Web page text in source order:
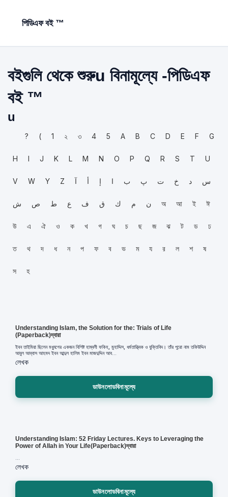
পিডিএফ বই ™
বইগুলি থেকে শুরুu বিনামূল্যে -পিডিএফ
বই ™
u
? ( 1 ২ ৩ 4 5 A B C D E F G
H I J K L M N O P Q R S T U
V W Y Z آ أ إ ا ب پ ت خ د س
ش ص ط ع ف ق ك م ن অ আ ই ঈ
উ এ ঐ ও ক খ গ ঘ চ ছ জ ঝ ট ড ঢ
ত থ দ ধ ন প ফ ব ভ ম য র ল শ ষ
স হ
Understanding Islam, the Solution for the: Trials of Life
(Paperback)দ্বারা
ইবন তাইমিয়া ছিলেন মধ্যুগের একজন বিশিষ্ট হাম্বলী ফকিহ, মুহাদ্দিস, ধর্মতাত্ত্বিক ও যুক্তিবিদ। তাঁর পুরো নাম তকিউদ্দিন
আবুল আব্বাস আহমদ ইবন আব্দুল হালিম ইবন মাজদুদ্দিন আব...
লেখক
ডাউনলোডবিনামূল্যে
Understanding Islam: 52 Friday Lectures. Keys to Leveraging the
Power of Allah in Your Life(Paperback)দ্বারা
লেখক
ডাউনলোডবিনামূল্যে